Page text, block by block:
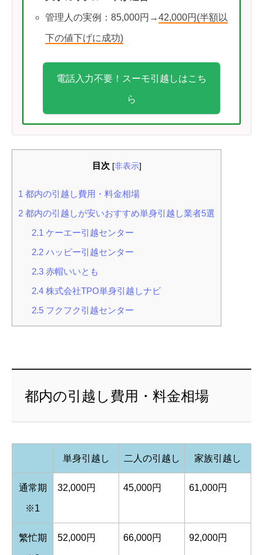
管理人の実例：85,000円→42,000円(半額以
下の値下げに成功)
電話入力不要！スーモ引越しはこち
ら
目次 [非表示]
1 都内の引越し費用・料金相場
2 都内の引越しが安いおすすめ単身引越し業者5選
2.1 ケーエー引越センター
2.2ハッピー引越センター
2.3赤帽いいとも
2.4株式会社TPO単身引越しナビ
2.5フクフク引越センター
都内の引越し費用・料金相場
単身引越し 二人の引越し 家族引越し
通常期
※1
32,000円 45,000円 61,000円
繁忙期 52,000円 66,000円 92,000円